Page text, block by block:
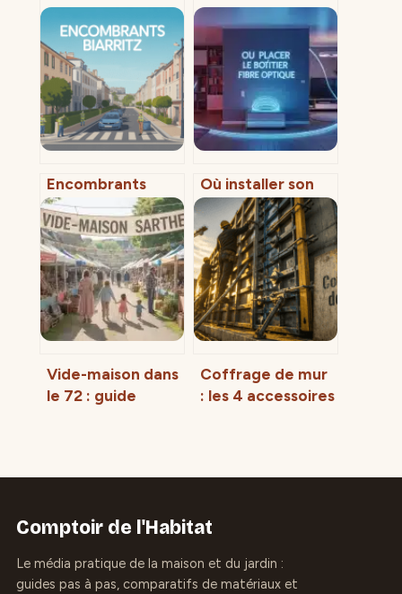
Encombrants
biarritz : solutions
pratiques pour se
débarrasser de
vos déchets
volumineux
Où installer son
boîtier fibre
optique : critères
techniques et
astuces pour un
débit optimal
Vide-maison dans
le 72 : guide
débarras
Coffrage de mur
: les 4 accessoires
Comptoir de l'Habitat
Le média pratique de la maison et du jardin :
guides pas à pas, comparatifs de matériaux et